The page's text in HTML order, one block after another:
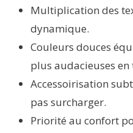
Multiplication des
dynamique.
Couleurs douces
plus audacieuses
Accessoirisation
pas surcharger.
Priorité au confort